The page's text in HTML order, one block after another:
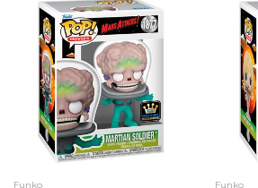
Funko Funko